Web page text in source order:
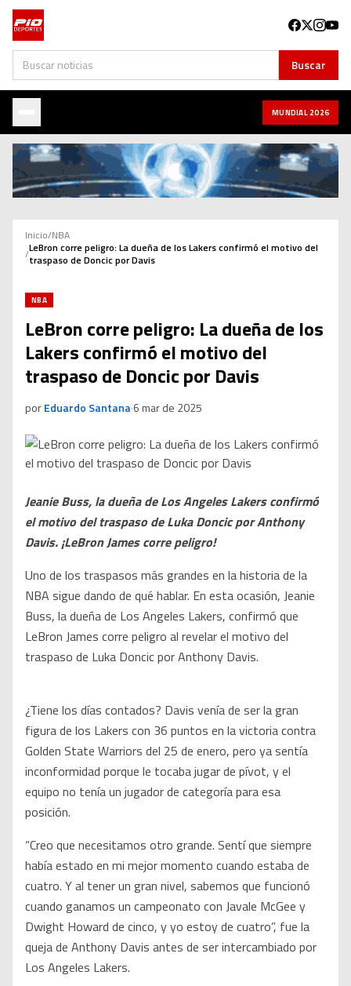
Buscar Buscar
MUNDIAL 2026
Inicio/NBA
/LeBron corre peligro: La dueña de los Lakers confirmó el motivo del
traspaso de Doncic por Davis
NBA
LeBron corre peligro: La dueña de los
Lakers confirmó el motivo del
traspaso de Doncic por Davis
porEduardo Santana·6 mar de 2025
Jeanie Buss, la dueña de Los Angeles Lakers confirmó
el motivo del traspaso de Luka Doncic por Anthony
Davis. ¡LeBron James corre peligro!
Uno de los traspasos más grandes en la historia de la
NBA sigue dando de qué hablar. En esta ocasión, Jeanie
Buss, la dueña de Los Angeles Lakers, confirmó que
LeBron James corre peligro al revelar el motivo del
traspaso de Luka Doncic por Anthony Davis.
¿Tiene los días contados? Davis venía de ser la gran
figura de los Lakers con 36 puntos en la victoria contra
Golden State Warriors del 25 de enero, pero ya sentía
inconformidad porque le tocaba jugar de pívot, y el
equipo no tenía un jugador de categoría para esa
posición.
“Creo que necesitamos otro grande. Sentí que siempre
había estado en mi mejor momento cuando estaba de
cuatro. Y al tener un gran nivel, sabemos que funcionó
cuando ganamos un campeonato con Javale McGee y
Dwight Howard de cinco, y yo estoy de cuatro”, fue la
queja de Anthony Davis antes de ser intercambiado por
Los Angeles Lakers.